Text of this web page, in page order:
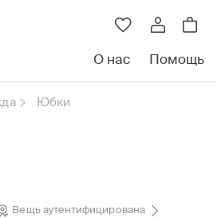
О нас Помощь
Юбки
Вещь аутентифицирована